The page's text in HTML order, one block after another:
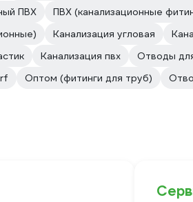
ПВХ
ПВХ (канализационные
Канализация угловая
Канализация пвх Отводы
Оптом (фитинги для труб)